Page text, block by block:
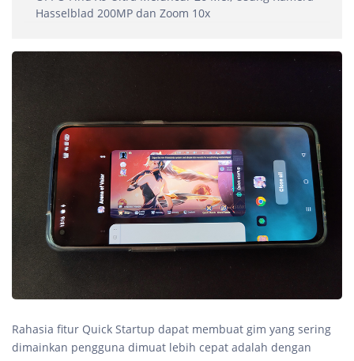
Hasselblad 200MP dan Zoom 10x
Rahasia fitur Quick Startup dapat membuat gim yang sering
dimainkan pengguna dimuat lebih cepat adalah dengan